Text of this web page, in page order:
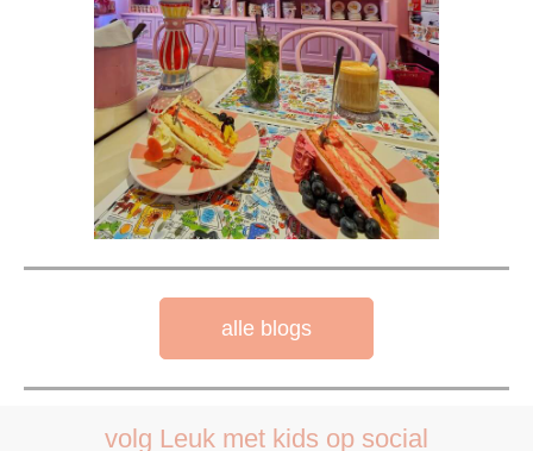
alle blogs
volg Leuk met kids op social